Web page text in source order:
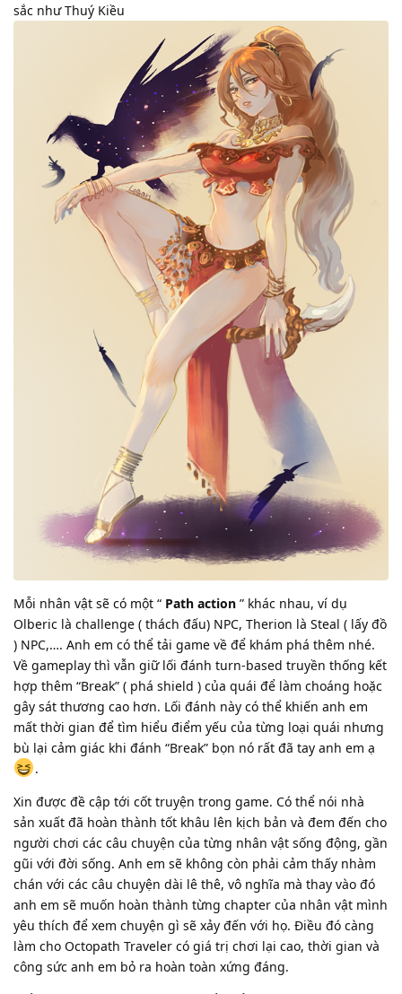
sắc như Thuý Kiều
Mỗi nhân vật sẽ có một “ Path action ” khác nhau, ví dụ
Olberic là challenge ( thách đấu) NPC, Therion là Steal ( lấy đồ
) NPC,…. Anh em có thể tải game về để khám phá thêm nhé.
Về gameplay thì vẫn giữ lối đánh turn-based truyền thống kết
hợp thêm “Break” ( phá shield ) của quái để làm choáng hoặc
gây sát thương cao hơn. Lối đánh này có thể khiến anh em
mất thời gian để tìm hiểu điểm yếu của từng loại quái nhưng
bù lại cảm giác khi đánh “Break” bọn nó rất đã tay anh em ạ
.
Xin được đề cập tới cốt truyện trong game. Có thể nói nhà
sản xuất đã hoàn thành tốt khâu lên kịch bản và đem đến cho
người chơi các câu chuyện của từng nhân vật sống động, gần
gũi với đời sống. Anh em sẽ không còn phải cảm thấy nhàm
chán với các câu chuyện dài lê thê, vô nghĩa mà thay vào đó
anh em sẽ muốn hoàn thành từng chapter của nhân vật mình
yêu thích để xem chuyện gì sẽ xảy đến với họ. Điều đó càng
làm cho Octopath Traveler có giá trị chơi lại cao, thời gian và
công sức anh em bỏ ra hoàn toàn xứng đáng.